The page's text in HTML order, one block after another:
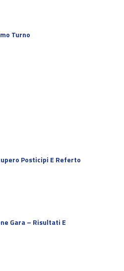
Turno
Posticipi E Referto
Gara – Risultati E